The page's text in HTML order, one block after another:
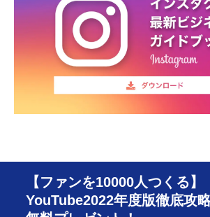
【ファンを10000人つくる】
YouTube2022年度版徹底攻